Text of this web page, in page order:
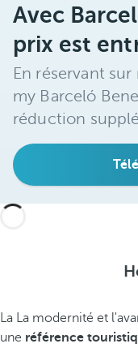
Avec
prix est
En réservant
my Barceló
réduction
La La modernité et
une référence